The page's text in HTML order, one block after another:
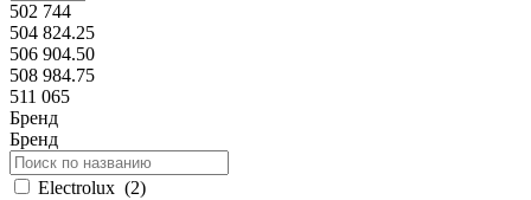
502 744
504 824.25
506 904.50
508 984.75
511 065
Бренд
Бренд
Electrolux (2)